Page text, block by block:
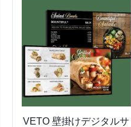
VETO 壁掛けデジタルサ